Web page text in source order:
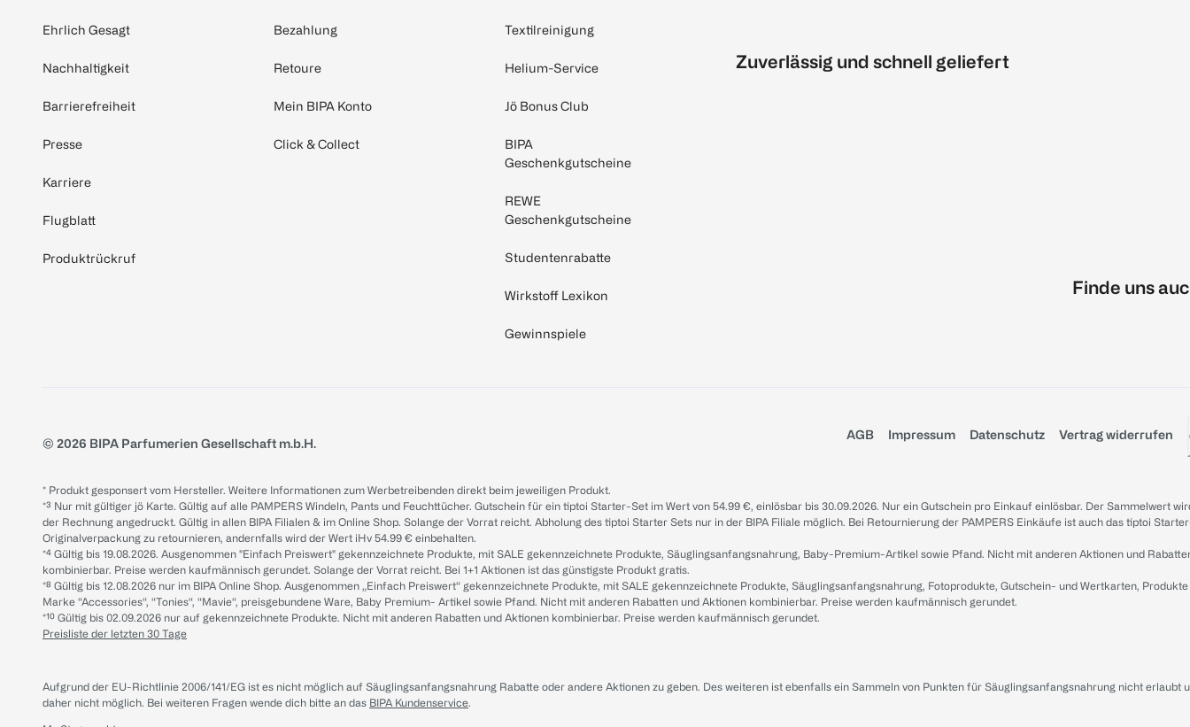
Ehrlich Gesagt
Nachhaltigkeit
Barrierefreiheit
Presse
Karriere
Flugblatt
Produktrückruf
Bezahlung
Retoure
Mein BIPA Konto
Click & Collect
Textilreinigung
Helium-Service
Jö Bonus Club
BIPA
Geschenkgutscheine
REWE
Geschenkgutscheine
Studentenrabatte
Wirkstoff Lexikon
Gewinnspiele
Zuverlässig und schnell geliefert
Finde uns
© 2026 BIPA Parfumerien Gesellschaft m.b.H.
AGB Impressum Datenschutz Vertrag widerrufen
* Produkt gesponsert vom Hersteller. Weitere Informationen zum Werbetreibenden direkt beim jeweiligen Produkt.
*³ Nur mit gültiger jö Karte. Gültig auf alle PAMPERS Windeln, Pants und Feuchttücher. Gutschein für ein tiptoi Starter-Set im Wert von 54.99 €, einlösbar bis 30.09.2026. Nur ein Gutschein pro Einkauf einlösbar. Der Sammelwert
der Rechnung angedruckt. Gültig in allen BIPA Filialen & im Online Shop. Solange der Vorrat reicht. Abholung des tiptoi Starter Sets nur in der BIPA Filiale möglich. Bei Retournierung der PAMPERS Einkäufe ist auch das tiptoi
Originalverpackung zu retournieren, andernfalls wird der Wert iHv 54.99 € einbehalten.
*⁴ Gültig bis 19.08.2026. Ausgenommen "Einfach Preiswert" gekennzeichnete Produkte, mit SALE gekennzeichnete Produkte, Säuglingsanfangsnahrung, Baby-Premium-Artikel sowie Pfand. Nicht mit anderen Aktionen und
kombinierbar. Preise werden kaufmännisch gerundet. Solange der Vorrat reicht. Bei 1+1 Aktionen ist das günstigste Produkt gratis.
*⁸ Gültig bis 12.08.2026 nur im BIPA Online Shop. Ausgenommen „Einfach Preiswert“ gekennzeichnete Produkte, mit SALE gekennzeichnete Produkte, Säuglingsanfangsnahrung, Fotoprodukte, Gutschein- und Wertkarten,
Marke “Accessories“, “Tonies“, “Mavie“, preisgebundene Ware, Baby Premium- Artikel sowie Pfand. Nicht mit anderen Rabatten und Aktionen kombinierbar. Preise werden kaufmännisch gerundet.
*¹⁰ Gültig bis 02.09.2026 nur auf gekennzeichnete Produkte. Nicht mit anderen Rabatten und Aktionen kombinierbar. Preise werden kaufmännisch gerundet.
Preisliste der letzten 30 Tage
Aufgrund der EU-Richtlinie 2006/141/EG ist es nicht möglich auf Säuglingsanfangsnahrung Rabatte oder andere Aktionen zu geben. Des weiteren ist ebenfalls ein Sammeln von Punkten für Säuglingsanfangsnahrung nicht erlaubt
daher nicht möglich. Bei weiteren Fragen wende dich bitte an das BIPA Kundenservice.